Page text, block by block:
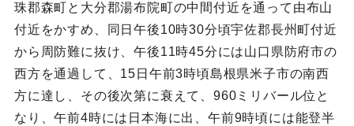
珠郡森町と大分郡湯布院町の中間付近を通って由布山
付近をかすめ、同日午後10時30分頃宇佐郡長州町付近
から周防難に抜け、午後11時45分には山口県防府市の
西方を通過して、15日午前3時頃島根県米子市の南西
方に達し、その後次第に衰えて、960ミリバール位と
なり、午前4時には日本海に出、午前9時頃には能登半